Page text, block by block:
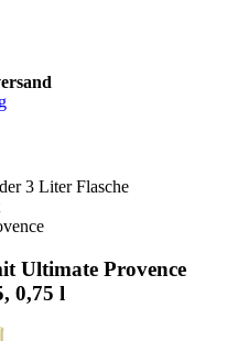
3 Liter Flasche
Ultimate Provence
0,75 l